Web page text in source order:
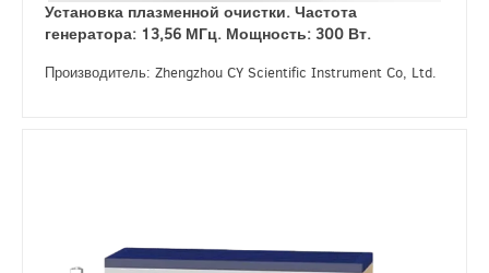
Установка плазменной очистки. Частота
генератора: 13,56 МГц. Мощность: 300 Вт.
Производитель: Zhengzhou CY Scientific Instrument Co, Ltd.